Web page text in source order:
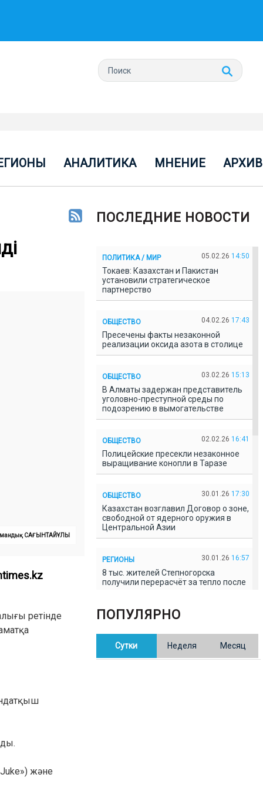
АНАЛИТИКА МНЕНИЕ АРХИВ
САҒЫНТАЙҰЛЫ
ретінде
және
ПОСЛЕДНИЕ НОВОСТИ
ПОЛИТИКА / МИР 05.02.26 14:50
Токаев: Казахстан и Пакистан
установили стратегическое
партнерство
ОБЩЕСТВО 04.02.26 17:43
Пресечены факты незаконной
реализации оксида азота в столице
ОБЩЕСТВО 03.02.26 15:13
В Алматы задержан представитель
уголовно-преступной среды по
подозрению в вымогательстве
ОБЩЕСТВО 02.02.26 16:41
Полицейские пресекли незаконное
выращивание конопли в Таразе
ОБЩЕСТВО 30.01.26 17:30
Казахстан возглавил Договор о зоне,
свободной от ядерного оружия в
Центральной Азии
РЕГИОНЫ 30.01.26 16:57
8 тыс. жителей Степногорска
получили перерасчёт за тепло после
В Казахстане готовят новую
редакцию Конституции: меняется
ПОПУЛЯРНО
Сутки Неделя Месяц